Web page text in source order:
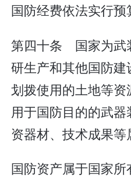
国防经费依法实行预
第四十条 国家为武
研生产和其他国防建
划拨使用的土地等
用于国防目的的武
资器材、技术成果等
国防资产属于国家所